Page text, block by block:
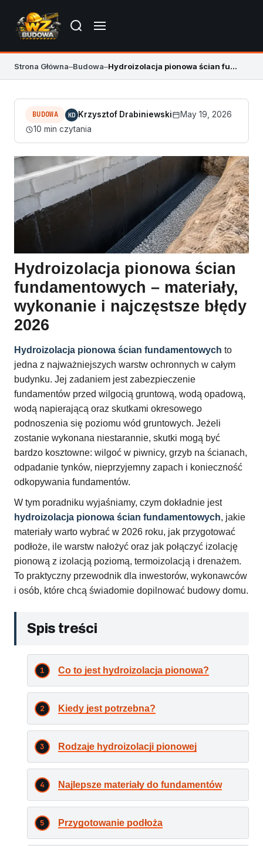
Strona Główna–Budowa– Hydroizolacja pionowa ścian fundamentowych 2026 – poradnik
BUDOWA KD Krzysztof Drabiniewski
May 19, 2026
10 min czytania
Hydroizolacja pionowa ścian
fundamentowych – materiały,
wykonanie i najczęstsze błędy
2026
Hydroizolacja pionowa ścian fundamentowych to
jedna z najważniejszych warstw ochronnych w całym
budynku. Jej zadaniem jest zabezpieczenie
fundamentów przed wilgocią gruntową, wodą opadową,
wodą napierającą oraz skutkami okresowego
podnoszenia się poziomu wód gruntowych. Jeżeli
zostanie wykonana niestarannie, skutki mogą być
bardzo kosztowne: wilgoć w piwnicy, grzyb na ścianach,
odpadanie tynków, nieprzyjemny zapach i konieczność
odkopywania fundamentów.
W tym poradniku wyjaśniamy, czym dokładnie jest
hydroizolacja pionowa ścian fundamentowych, jakie
materiały warto wybrać w 2026 roku, jak przygotować
podłoże, ile warstw nałożyć oraz jak połączyć izolację
pionową z izolacją poziomą, termoizolacją i drenażem.
To praktyczny przewodnik dla inwestorów, wykonawców
i osób, które chcą świadomie dopilnować budowy domu.
Spis treści
Co to jest hydroizolacja pionowa?
Kiedy jest potrzebna?
Rodzaje hydroizolacji pionowej
Najlepsze materiały do fundamentów
Przygotowanie podłoża